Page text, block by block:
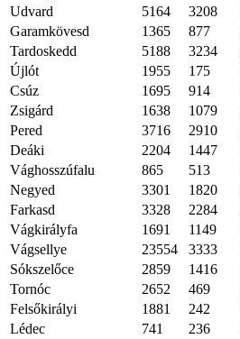
Udvard
5164 3208
Garamkövesd
1365 877
Tardoskedd
5188 3234
Újlót
1955 175
Csúz
1695 914
Zsigárd
1638 1079
Pered
3716 2910
Deáki
2204 1447
Vághosszúfalu
865 513
Negyed
3301 1820
Farkasd
3328 2284
Vágkirályfa
1691 1149
Vágsellye
23554 3333
Sókszelőce
2859 1416
Tornóc
2652 469
Felsőkirályi
1881 242
Lédec
741 236